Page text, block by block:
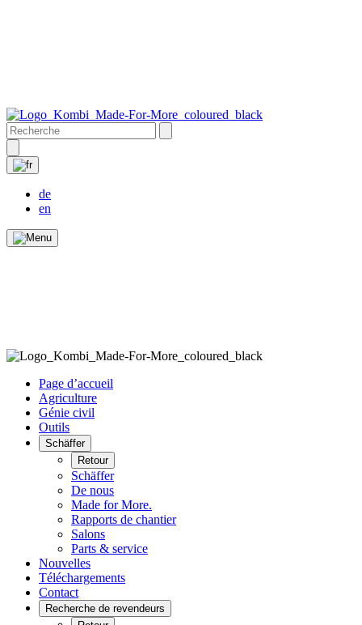
de
en
Page d’accueil
Agriculture
Génie civil
Outils
Schäffer
Retour
Schäffer
De nous
Made for More.
Rapports de chantier
Salons
Parts & service
Nouvelles
Téléchargements
Contact
Recherche de revendeurs